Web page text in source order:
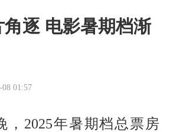
逐 电影暑期档渐
08 01:57
，2025年暑期档总票房